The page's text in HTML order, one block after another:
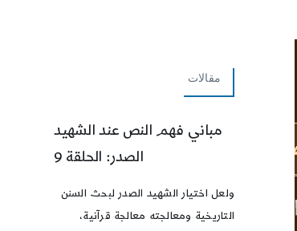
مقالات
مباني فهم النص عند الشهيد
الصدر: الحلقة 9
ولعل اختيار الشهيد الصدر لبحث السنن
التاريخية ومعالجته معالجة قرآنية،